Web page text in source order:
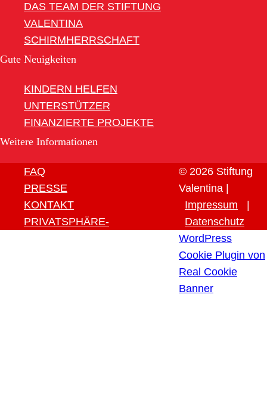
DAS TEAM DER STIFTUNG
VALENTINA
SCHIRMHERRSCHAFT
Gute Neuigkeiten
KINDERN HELFEN
UNTERSTÜTZER
FINANZIERTE PROJEKTE
Weitere Informationen
FAQ
PRESSE
KONTAKT
PRIVATSPHÄRE-
© 2026 Stiftung
Valentina |
Impressum
Datenschutz
WordPress
Cookie Plugin von
Real Cookie
Banner